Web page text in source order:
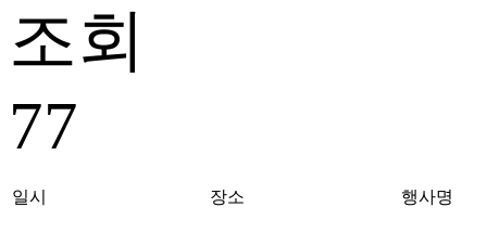
조회
77
일시 장소 행사명